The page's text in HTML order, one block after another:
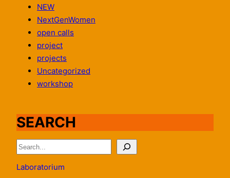
NEW
NextGenWomen
open calls
project
projects
Uncategorized
workshop
SEARCH
S
e
a
Laboratorium